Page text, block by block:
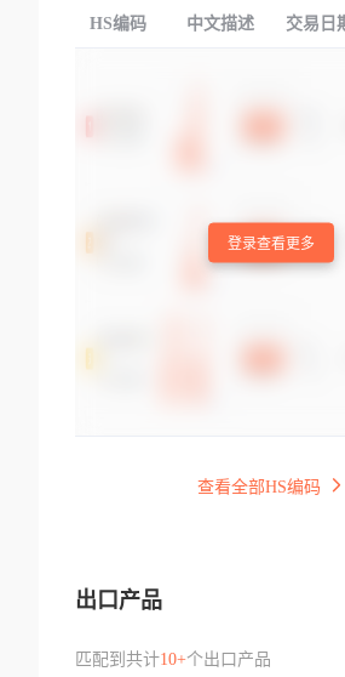
HS编码 中文描述 交易日
登录查看更多
查看全部HS编码
出口产品
匹配到共计10+个出口产品